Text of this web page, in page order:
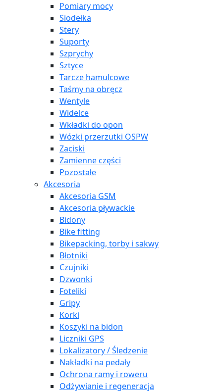
Pomiary mocy
Siodełka
Stery
Suporty
Szprychy
Sztyce
Tarcze hamulcowe
Taśmy na obręcz
Wentyle
Widelce
Wkładki do opon
Wózki przerzutki OSPW
Zaciski
Zamienne części
Pozostałe
Akcesoria
Akcesoria GSM
Akcesoria pływackie
Bidony
Bike fitting
Bikepacking, torby i sakwy
Błotniki
Czujniki
Dzwonki
Foteliki
Gripy
Korki
Koszyki na bidon
Liczniki GPS
Lokalizatory / Śledzenie
Nakładki na pedały
Ochrona ramy i roweru
Odżywianie i regeneracja